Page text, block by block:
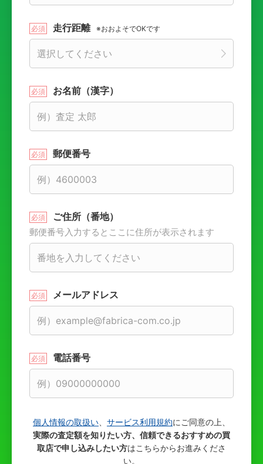
走行距離 ※おおよそでOKです
お名前（漢字）
郵便番号
ご住所（番地）
郵便番号入力するとここに住所が表示されます
メールアドレス
電話番号
個人情報の取扱い サービス利用規約にご同意の上、
実際の査定額を知りたい方、信頼できるおすすめの買
取店で申し込みしたい方はこちらからお進みくださ
い。